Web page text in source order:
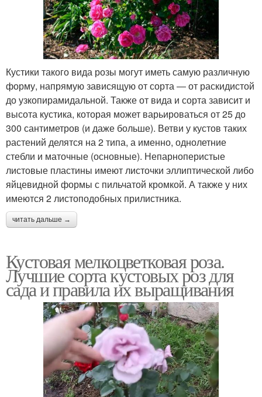
Кустики такого вида розы могут иметь самую различную
форму, напрямую зависящую от сорта ― от раскидистой
до узкопирамидальной. Также от вида и сорта зависит и
высота кустика, которая может варьироваться от 25 до
300 сантиметров (и даже больше). Ветви у кустов таких
растений делятся на 2 типа, а именно, однолетние
стебли и маточные (основные). Непарноперистые
листовые пластины имеют листочки эллиптической либо
яйцевидной формы с пильчатой кромкой. А также у них
имеются 2 листоподобных прилистника.
читать дальше →
Кустовая мелкоцветковая роза.
Лучшие сорта кустовых роз для
сада и правила их выращивания